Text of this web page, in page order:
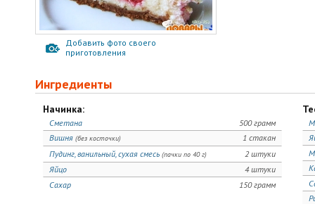
Добавить фото своего
приготовления
Ингредиенты
Начинка:
500 грамм
Сметана
1 стакан
Вишня (без косточки)
2 штуки
Пудинг, ванильный, сухая смесь (пачки по 40 г)
4 штуки
Яйцо
150 грамм
Сахар